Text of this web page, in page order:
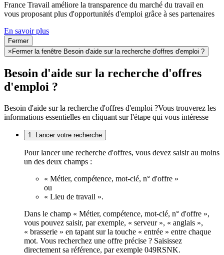
France Travail améliore la transparence du marché du travail en
vous proposant plus d'opportunités d'emploi grâce à ses partenaires
En savoir plus
Fermer
× Fermer la fenêtre Besoin d'aide sur la recherche d'offres d'emploi ?
Besoin d'aide sur la recherche d'offres
d'emploi ?
Besoin d'aide sur la recherche d'offres d'emploi ?Vous trouverez les
informations essentielles en cliquant sur l'étape qui vous intéresse
1. Lancer votre recherche
Pour lancer une recherche d'offres, vous devez saisir au moins
un des deux champs :
« Métier, compétence, mot-clé, n° d'offre »
ou
« Lieu de travail ».
Dans le champ « Métier, compétence, mot-clé, n° d'offre »,
vous pouvez saisir, par exemple, « serveur », « anglais »,
« brasserie » en tapant sur la touche « entrée » entre chaque
mot. Vous recherchez une offre précise ? Saisissez
directement sa référence, par exemple 049RSNK.